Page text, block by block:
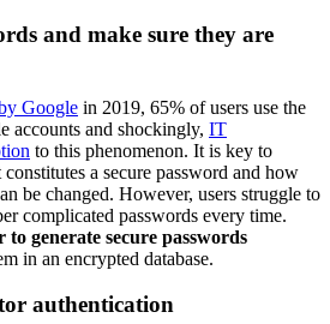
and make sure they are
Google in 2019, 65% of users use the
accounts and shockingly, IT
to this phenomenon. It is key to
a secure password and how
be changed. However, users struggle to
complicated passwords every time.
to generate secure passwords
in an encrypted database.
authentication